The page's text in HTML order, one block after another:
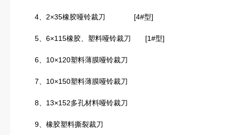
4、2×35橡胶哑铃裁刀 [4#型]
5、6×115橡胶、塑料哑铃裁刀 [1#型]
6、10×120塑料薄膜哑铃裁刀
7、10×150塑料薄膜哑铃裁刀
8、13×152多孔材料哑铃裁刀
9、橡胶塑料撕裂裁刀